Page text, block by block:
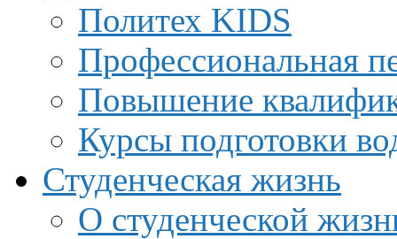
Политех KIDS
Профессиональная
Повышение
Курсы подготовки
Студенческая жизнь
О студенческой